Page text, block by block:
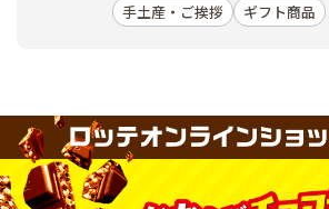
手土産・ご挨拶
ギフト商品